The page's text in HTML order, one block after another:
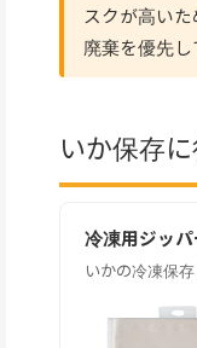
スクが高い
廃棄を優先し
いか保存
冷凍用ジッパ
いかの冷凍保